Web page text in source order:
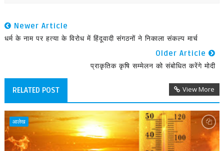
Newer Article
धर्म के नाम पर हत्या के विरोध में हिंदूवादी संगठनों ने निकाला संकल्प मार्च
Older Article
प्राकृतिक कृषि सम्मेलन को संबोधित करेंगे मोदी
RELATED POST View More
आलेख